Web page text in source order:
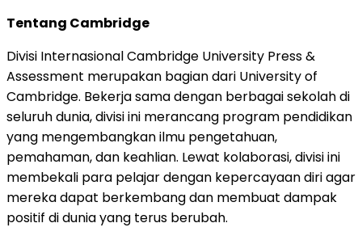
Tentang Cambridge
Divisi InternasionalCambridge University Press &
Assessment merupakan bagian dari University of
Cambridge. Bekerja sama dengan berbagai sekolah di
seluruh dunia, divisi ini merancang program pendidikan
yang mengembangkan ilmu pengetahuan,
pemahaman, dan keahlian. Lewat kolaborasi, divisi ini
membekali para pelajar dengan kepercayaan diri agar
mereka dapat berkembang dan membuat dampak
positif di dunia yang terus berubah.